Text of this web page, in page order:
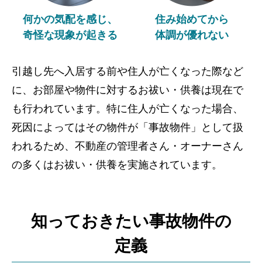
何かの気配を感じ、
奇怪な現象が起きる
住み始めてから
体調が優れない
引越し先へ入居する前や住人が亡くなった際など
に、お部屋や物件に対するお祓い・供養は現在で
も行われています。特に住人が亡くなった場合、
死因によってはその物件が「事故物件」として扱
われるため、不動産の管理者さん・オーナーさん
の多くはお祓い・供養を実施されています。
知っておきたい事故物件の
定義